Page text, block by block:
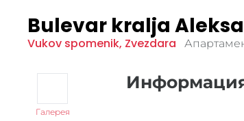
Bulevar kralja
Vukov spomenik, Zvezdara
Галерея